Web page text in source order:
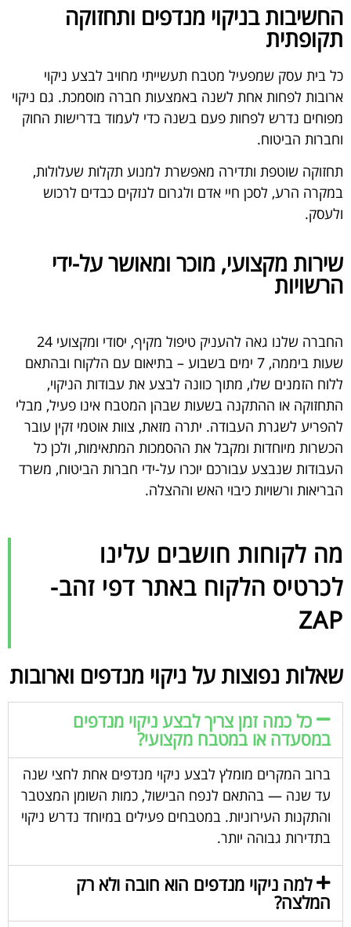
החשיבות בניקוי מנדפים ותחזוקה
תקופתית
כל בית עסק שמפעיל מטבח תעשייתי מחויב לבצע ניקוי
ארובות לפחות אחת לשנה באמצעות חברה מוסמכת. גם ניקוי
מפוחים נדרש לפחות פעם בשנה כדי לעמוד בדרישות החוק
וחברות הביטוח.
תחזוקה שוטפת ותדירה מאפשרת למנוע תקלות שעלולות,
במקרה הרע, לסכן חיי אדם ולגרום לנזקים כבדים לרכוש
ולעסק.
שירות מקצועי, מוכר ומאושר על-ידי
הרשויות
החברה שלנו גאה להעניק טיפול מקיף, יסודי ומקצועי 24
שעות ביממה, 7 ימים בשבוע – בתיאום עם הלקוח ובהתאם
ללוח הזמנים שלו, מתוך כוונה לבצע את עבודות הניקוי,
התחזוקה או ההתקנה בשעות שבהן המטבח אינו פעיל, מבלי
להפריע לשגרת העבודה. יתרה מזאת, צוות אוטמי זקין עובר
הכשרות מיוחדות ומקבל את ההסמכות המתאימות, ולכן כל
העבודות שנבצע עבורכם יוכרו על-ידי חברות הביטוח, משרד
הבריאות ורשויות כיבוי האש וההצלה.
מה לקוחות חושבים עלינו
לכרטיס הלקוח באתר דפי זהב-
ZAP
שאלות נפוצות על ניקוי מנדפים וארובות
כל כמה זמן צריך לבצע ניקוי מנדפים
במסעדה או במטבח מקצועי?
ברוב המקרים מומלץ לבצע ניקוי מנדפים אחת לחצי שנה
עד שנה — בהתאם לנפח הבישול, כמות השומן המצטבר
והתקנות העירוניות. במטבחים פעילים במיוחד נדרש ניקוי
בתדירות גבוהה יותר.
למה ניקוי מנדפים הוא חובה ולא רק
המלצה?